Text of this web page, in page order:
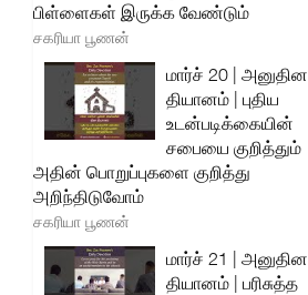
பிள்ளைகள் இருக்க வேண்டும்
சகரியா பூணன்
மார்ச் 20 | அனுதின
தியானம் | புதிய
உடன்படிக்கையின்
சபையை குறித்தும்
அதின் பொறுப்புகளை குறித்து
அறிந்திடுவோம்
சகரியா பூணன்
மார்ச் 21 | அனுதின
தியானம் | பரிசுத்த